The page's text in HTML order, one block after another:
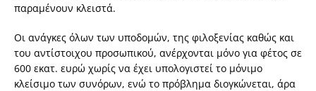
παραμένουν κλειστά.
Οι ανάγκες όλων των υποδομών, της φιλοξενίας καθώς και
του αντίστοιχου προσωπικού, ανέρχονται μόνο για φέτος σε
600 εκατ. ευρώ χωρίς να έχει υπολογιστεί το μόνιμο
κλείσιμο των συνόρων, ενώ το πρόβλημα διογκώνεται, άρα